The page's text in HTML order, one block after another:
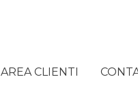
AREA CLIENTI